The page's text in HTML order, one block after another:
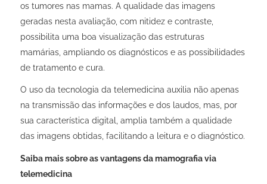
os tumores nas mamas. A qualidade das imagens
geradas nesta avaliação, com nitidez e contraste,
possibilita uma boa visualização das estruturas
mamárias, ampliando os diagnósticos e as possibilidades
de tratamento e cura.
O uso da tecnologia da telemedicina auxilia não apenas
na transmissão das informações e dos laudos, mas, por
sua característica digital, amplia também a qualidade
das imagens obtidas, facilitando a leitura e o diagnóstico.
Saiba mais sobre as vantagens da mamografia via
telemedicina